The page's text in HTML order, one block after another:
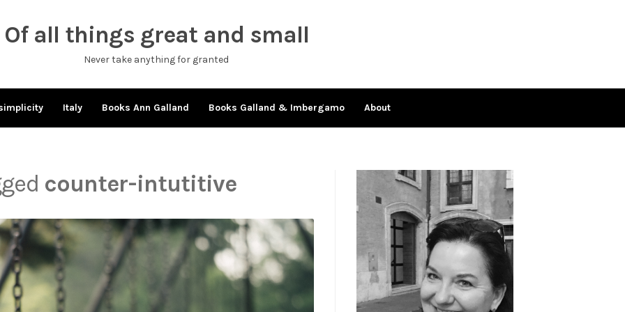
Of all things great and small
Never take anything for granted
Italy Books Ann Galland Books Galland & Imbergamo About
counter-intutitive